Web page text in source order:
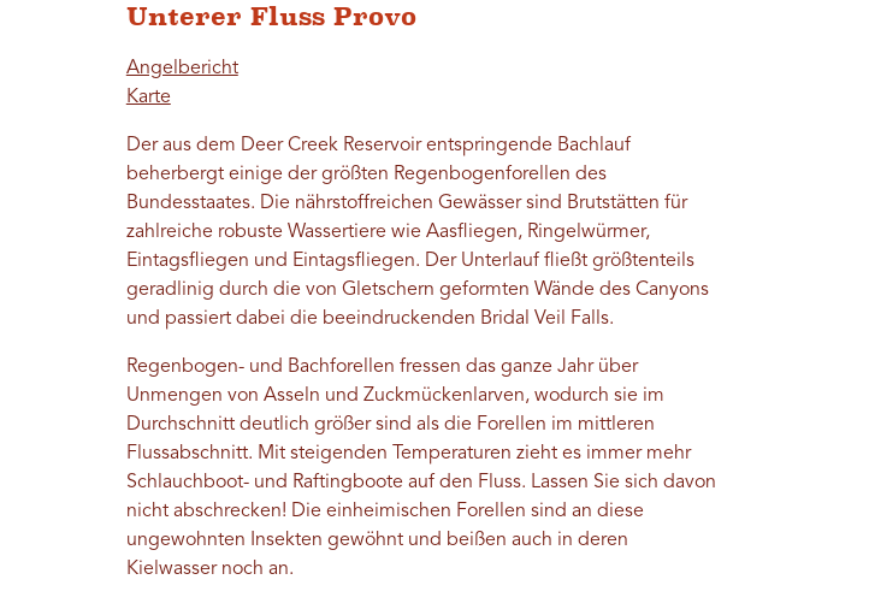
Unterer Fluss Provo
Angelbericht
Karte
Der aus dem Deer Creek Reservoir entspringende Bachlauf
beherbergt einige der größten Regenbogenforellen des
Bundesstaates. Die nährstoffreichen Gewässer sind Brutstätten für
zahlreiche robuste Wassertiere wie Aasfliegen, Ringelwürmer,
Eintagsfliegen und Eintagsfliegen. Der Unterlauf fließt größtenteils
geradlinig durch die von Gletschern geformten Wände des Canyons
und passiert dabei die beeindruckenden Bridal Veil Falls.
Regenbogen- und Bachforellen fressen das ganze Jahr über
Unmengen von Asseln und Zuckmückenlarven, wodurch sie im
Durchschnitt deutlich größer sind als die Forellen im mittleren
Flussabschnitt. Mit steigenden Temperaturen zieht es immer mehr
Schlauchboot- und Raftingboote auf den Fluss. Lassen Sie sich davon
nicht abschrecken! Die einheimischen Forellen sind an diese
ungewohnten Insekten gewöhnt und beißen auch in deren
Kielwasser noch an.